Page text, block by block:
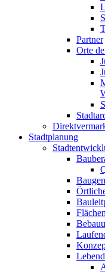
Partner
Orte
Stadtplanung